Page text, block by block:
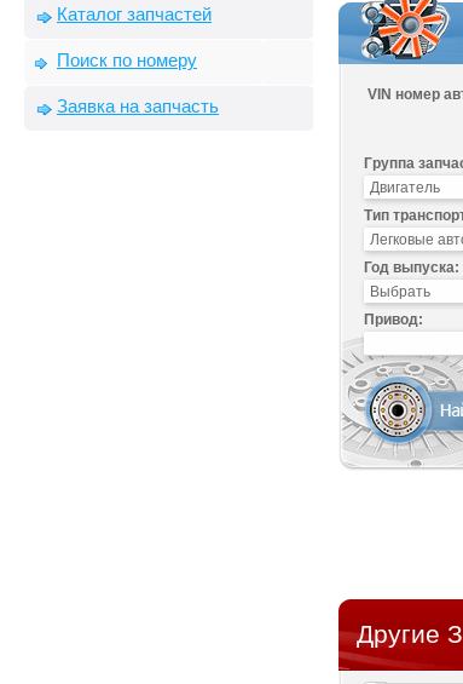
Каталог запчастей
Поиск по номеру
Заявка на запчасть
VIN номер
Группа
Тип
Год выпуска:
Привод:
Другие